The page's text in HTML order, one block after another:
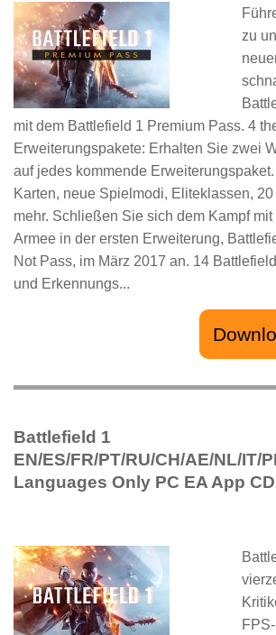
zu
mit dem Battlefield 1 Premium Pass. 4
Erweiterungspakete: Erhalten Sie zwei
auf jedes kommende
Karten, neue Spielmodi, Eliteklassen, 20
mehr. Schließen Sie sich dem Kampf
Armee in der ersten Erweiterung,
Not Pass, im März 2017 an. 14
und Erkennungs...
Battlefield 1
EN/ES/FR/PT/RU/CH/AE/NL/IT/
Languages Only PC EA App